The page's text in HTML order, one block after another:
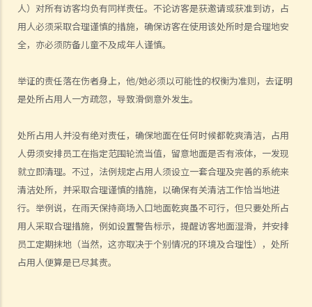
人）对所有访客均负有同样责任。不论访客是获邀请或获准到访，占
用人必须采取合理谨慎的措施，确保访客在使用该处所时是合理地安
全，亦必须防备儿童不及成年人谨慎。
举证的责任落在伤者身上，他/她必须以可能性的权衡为准则，去证明
是处所占用人一方疏忽，导致滑倒意外发生。
处所占用人并没有绝对责任，确保地面在任何时候都乾爽清洁，占用
人毋须安排员工在指定范围轮流当值，留意地面是否有液体，一发现
就立即清理。不过，法例规定占用人须设立一套合理及完善的系统来
清洁处所，并采取合理谨慎的措施，以确保有关清洁工作恰当地进
行。举例说，在雨天保持商场入口地面乾爽虽不可行，但只要处所占
用人采取合理措施，例如设置警告标示，提醒访客地面湿滑，并安排
员工定期抹地（当然，这亦取决于个别情况的环境及合理性），处所
占用人便算是已尽其责。
如何就人身伤害提出申索？
人身伤害诉讼所涉的法律程序
2. 传讯令状
3. 申索陈述书
「人身伤亡案件」（包括医疗疏忽案件）
「致命意外案件」（包括医疗疏忽案件）
5. 抗辩书
6. 证明书（收费安排）
7. 属实申述
8. 委讬专家拟备报告的守则
9. 核对表评检及案件管理问卷
10. 案件管理会议